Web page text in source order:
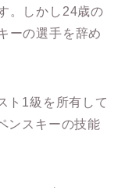
。しかし24歳の
ーの選手を辞め
ト1級を所有して
ンスキーの技能